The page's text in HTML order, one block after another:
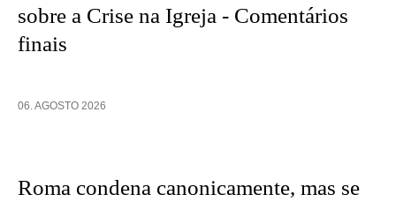
sobre a Crise na Igreja - Comentários
finais
06. AGOSTO 2026
Roma condena canonicamente, mas se